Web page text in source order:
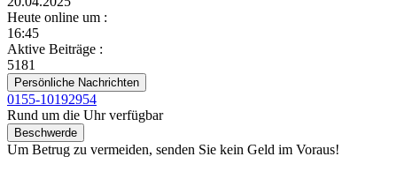
Heute online um :
16:45
Aktive Beiträge :
5181
Persönliche Nachrichten
0155-10192954
Rund um die Uhr verfügbar
Beschwerde
Um Betrug zu vermeiden, senden Sie kein Geld im Voraus!